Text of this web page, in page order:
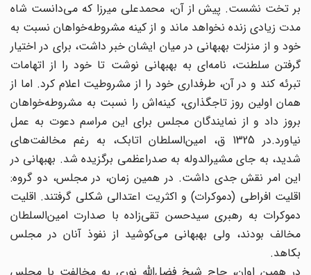
بر تخت نشست. پیش از آن، محمد‌علی میرزا که می‌دانست شاه
مدت زیادی زنده نخواهد ماند و از کینه مشروطه‌خواهان نسبت به
خود و از منزلت بهبهانی در میان ایشان خبر داشت، برای در اختیار
گرفتن سلطنت، نامه‌ای به بهبهانی نوشت تا خود را از اتهامات
تبرئه کند و در آن، طرفداری خود را از مشروطیت اعلام کرد. اما از
همان اولین روز تاجگذاری، کینه‌اش را نسبت به مشروطه‌خواهان
بروز داد و از نمایندگان مجلس برای این مراسم دعوت به عمل
نیاورد.در 1325 ق، امین‌السلطان اتابک، به رغم مخالفت‌های
شدید، به جای مشیرالدوله به صدر‌اعظمی برگزیده شد. بهبهانی در
این امر نقش جدی داشت. در همین زمان، در مجلس، دو گروه:
اقلیت افراطی (دموکرات) و اکثریت اعتدالی شکلی گرفتند. اقلیت
دموکرات به رهبری سیدحسن‌ تقی‌‌زاده با صدارت امین‌السلطان
مخالف بودند، ولی بهبهانی می‌کوشید از نفوذ آنان در مجلس
بکاهد.